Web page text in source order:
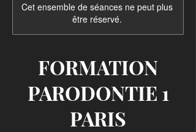
Cet ensemble de séances ne peut plus
être réservé.
FORMATION
PARODONTIE 1
PARIS